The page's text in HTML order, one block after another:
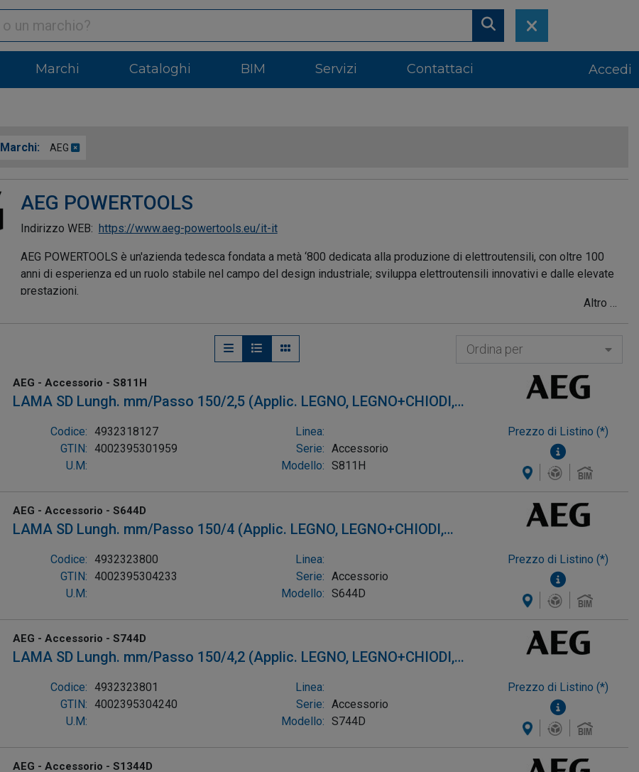
Marchi Cataloghi BIM Servizi Contattaci Accedi
Marchi: AEG
AEG POWERTOOLS
Indirizzo WEB: https://www.aeg-powertools.eu/it-it
AEG POWERTOOLS è un'azienda tedesca fondata a metà ‘800 dedicata alla produzione di elettroutensili, con oltre 100
anni di esperienza ed un ruolo stabile nel campo del design industriale; sviluppa elettroutensili innovativi e dalle elevate
prestazioni.
prestazioni, contribuendo a migliorare la presenza di TTI nel mondo, soprattutto in Europa.
Oggi il marchio AEG POWERTOOLS è ancora rivolto al futuro, proiettato verso ulteriori innovazioni pionieristiche.
Altro …
Ordina per
AEG - Accessorio - S811H
LAMA SD Lungh. mm/Passo 150/2,5 (Applic. LEGNO, LEGNO+CHIODI,
CARTONGESSO 3-100mm, MET.NON FERROSI, ALLUMINIO 3-10mm)
(conf. 3pz)
Codice: 4932318127
GTIN: 4002395301959
U.M:
Linea:
Serie: Accessorio
Modello: S811H
Prezzo di Listino (*)
AEG - Accessorio - S644D
LAMA SD Lungh. mm/Passo 150/4 (Applic. LEGNO, LEGNO+CHIODI,
CARTONGESSO 3-100mm, MET.NON FERROSI, ALLUMINIO 3-10mm)
(conf. 2pz)
Codice: 4932323800
GTIN: 4002395304233
U.M:
Linea:
Serie: Accessorio
Modello: S644D
Prezzo di Listino (*)
AEG - Accessorio - S744D
LAMA SD Lungh. mm/Passo 150/4,2 (Applic. LEGNO, LEGNO+CHIODI,
CARTONGESSO 3-100mm, MET.NON FERROSI, ALLUMINIO 3-10mm)
Codice: 4932323801
GTIN: 4002395304240
U.M:
Linea:
Serie: Accessorio
Modello: S744D
Prezzo di Listino (*)
AEG - Accessorio - S1344D